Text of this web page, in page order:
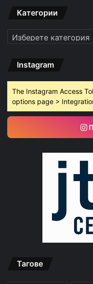
Категории
Категории
Instagram
The Instagram Access
options page >
Тагове